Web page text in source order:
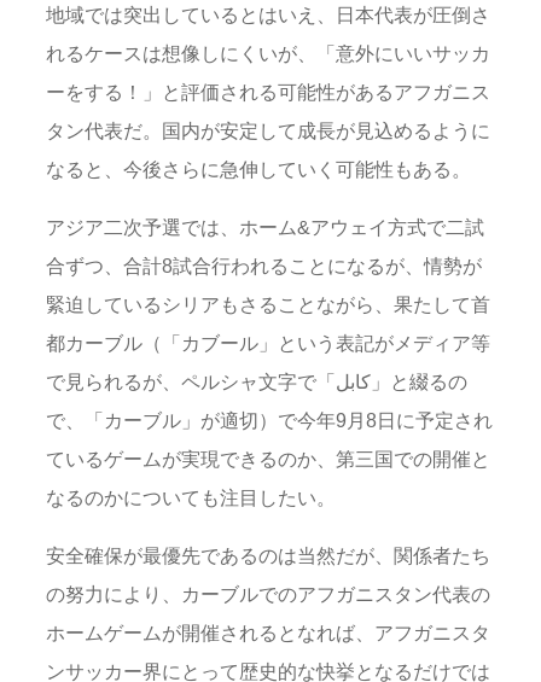
地域では突出しているとはいえ、日本代表が圧倒さ
れるケースは想像しにくいが、「意外にいいサッカ
ーをする！」と評価される可能性があるアフガニス
タン代表だ。国内が安定して成長が見込めるように
なると、今後さらに急伸していく可能性もある。
アジア二次予選では、ホーム&アウェイ方式で二試
合ずつ、合計8試合行われることになるが、情勢が
緊迫しているシリアもさることながら、果たして首
都カーブル（「カブール」という表記がメディア等
で見られるが、ペルシャ文字で「کابل」と綴るの
で、「カーブル」が適切）で今年9月8日に予定され
ているゲームが実現できるのか、第三国での開催と
なるのかについても注目したい。
安全確保が最優先であるのは当然だが、関係者たち
の努力により、カーブルでのアフガニスタン代表の
ホームゲームが開催されるとなれば、アフガニスタ
ンサッカー界にとって歴史的な快挙となるだけでは